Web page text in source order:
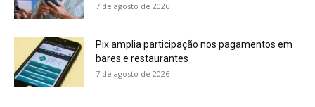
7 de agosto de 2026
Pix amplia participação nos pagamentos em
bares e restaurantes
7 de agosto de 2026